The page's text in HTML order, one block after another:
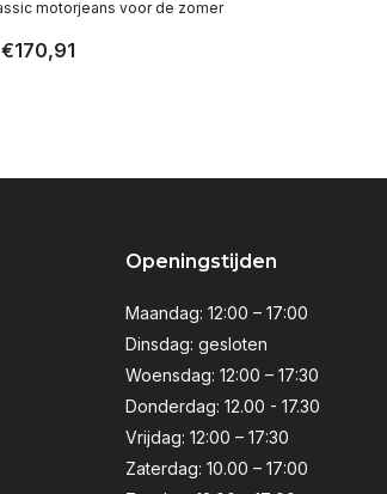
motorjeans voor de zomer
€170,91
Openingstijden
Maandag: 12:00 – 17:00
Dinsdag: gesloten
Woensdag: 12:00 – 17:30
Donderdag: 12.00 - 17.30
Vrijdag: 12:00 – 17:30
Zaterdag: 10.00 – 17:00